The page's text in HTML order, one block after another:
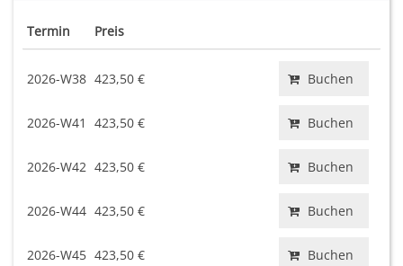
Termin Preis
2026-W38 423,50 € Buchen
2026-W41 423,50 € Buchen
2026-W42 423,50 € Buchen
2026-W44 423,50 € Buchen
2026-W45 423,50 € Buchen